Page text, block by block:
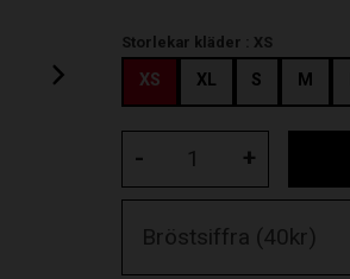
Storlekar kläder : XS
XS XL S M
+
-